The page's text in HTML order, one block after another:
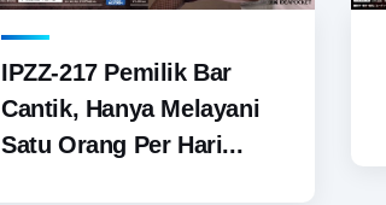
IPZZ-217 Pemilik Bar
Cantik, Hanya Melayani
Satu Orang Per Hari...